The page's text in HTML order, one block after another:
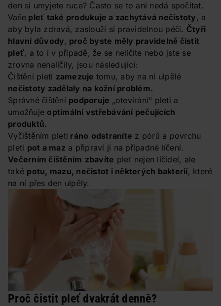
den si umyjete ruce? Často se to ani nedá spočítat.
Vaše pleť také produkuje a zachytává nečistoty, a
aby byla zdravá, zaslouží si pravidelnou péči. Čtyři
hlavní důvody, proč byste měly pravidelně čistit
pleť, a to i v případě, že se nelíčíte nebo jste se
zrovna nenalíčily, jsou následující:
Čištění pleti zamezuje tomu, aby na ní ulpělé
nečistoty zadělaly na kožní problém.
Správné čištění podporuje „otevírání“ pleti a
umožňuje optimální vstřebávání pečujících
produktů.
Vyčištěním pleti ráno odstraníte z pórů a povrchu
pleti pot a maz a připraví ji na případné líčení.
Večerním čištěním zbavíte pleť nejen líčidel, ale
také potu, mazu, nečistot i některých bakterií, které
na ní přes den ulpěly.
Proč čistit pleť dvakrát denně?